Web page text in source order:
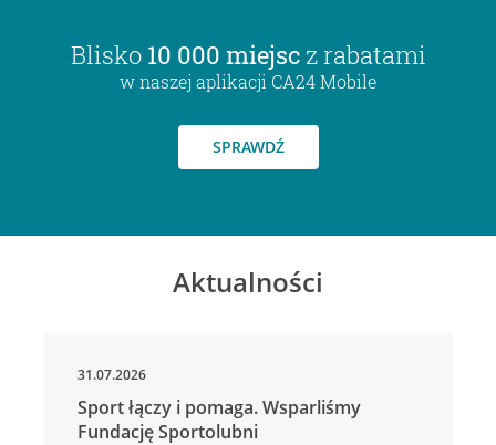
Blisko 10 000 miejsc z rabatami
w naszej aplikacji CA24 Mobile
SPRAWDŹ
Aktualności
31.07.2026
Sport łączy i pomaga. Wsparliśmy
Fundację Sportolubni